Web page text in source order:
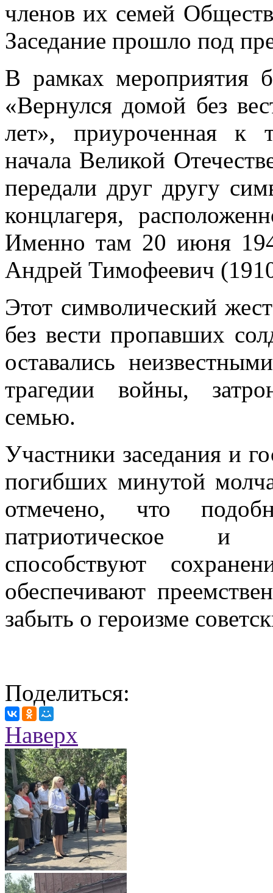
членов их семей
Заседание прошло под
В рамках мероприятия
«Вернулся домой без
лет», приуроченная к
начала Великой
передали друг другу
концлагеря,
Именно там 20 июня
Андрей Тимофеевич
Этот символический
без вести пропавших
оставались
трагедии войны,
семью.
Участники заседания и
погибших минутой
отмечено, что
патриотическое и
способствуют
обеспечивают
забыть о героизме
Поделиться:
Наверх